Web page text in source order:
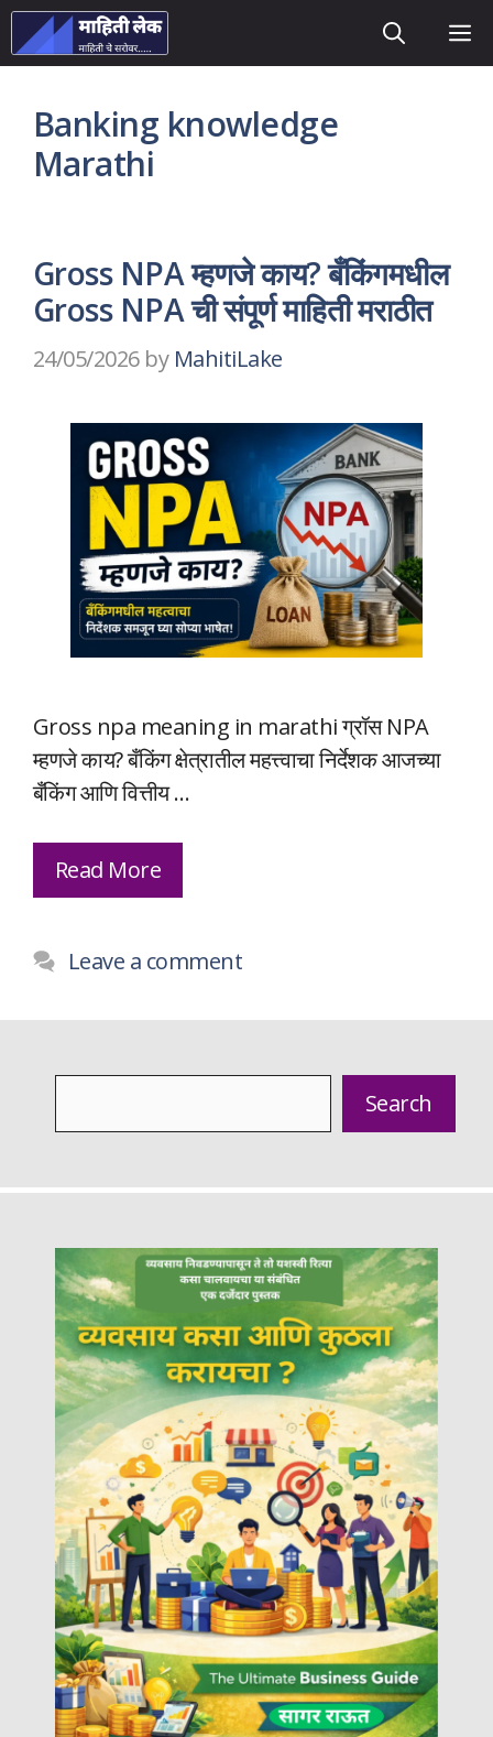
Skip
to
Banking knowledge
Marathi
Gross NPA म्हणजे काय? बँकिंगमधील
Gross NPA ची संपूर्ण माहिती मराठीत
24/05/2026 by MahitiLake
Gross npa meaning in marathi ग्रॉस NPA
म्हणजे काय? बँकिंग क्षेत्रातील महत्त्वाचा निर्देशक आजच्या
बँकिंग आणि वित्तीय …
Read More
Leave a comment
Search